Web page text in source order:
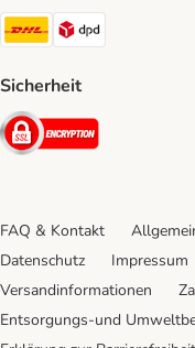
DHL Shipping Method
Sicherheit
Security
FAQ & Kontakt
Datenschutz
Impressum
Versandinformationen
Entsorgungs-und